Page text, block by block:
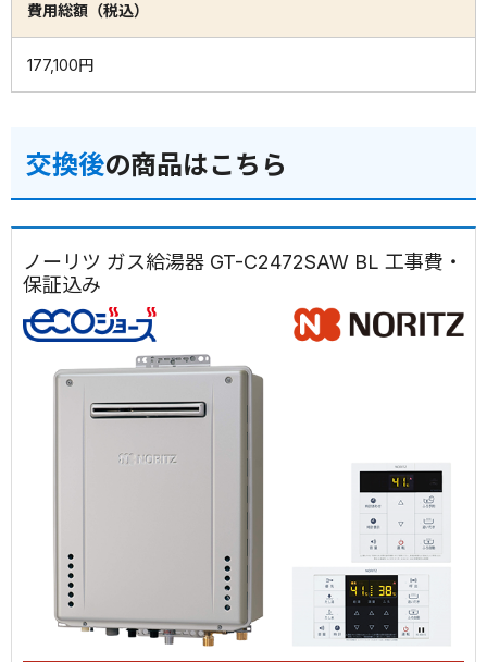
費用総額（税込）
177,100円
交換後の商品はこちら
ノーリツ ガス給湯器 GT-C2472SAW BL 工事費・
保証込み